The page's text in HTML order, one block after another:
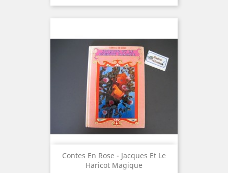
Contes En Rose - Jacques Et Le
Haricot Magique